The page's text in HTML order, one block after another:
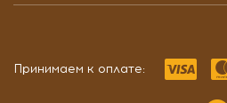
Принимаем к оплате: